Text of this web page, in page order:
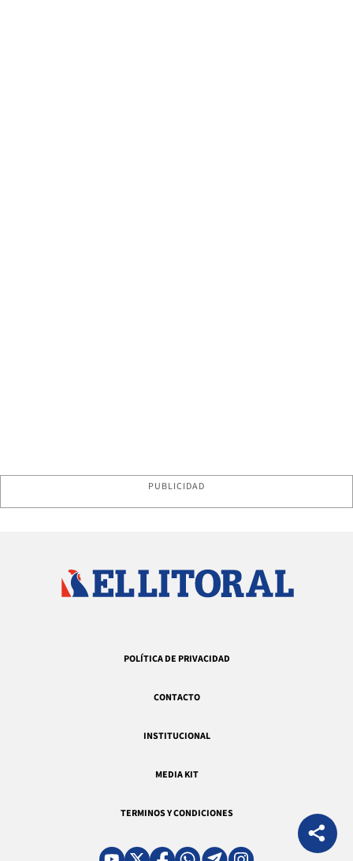
PUBLICIDAD
POLÍTICA DE PRIVACIDAD
CONTACTO
INSTITUCIONAL
MEDIA KIT
TERMINOS Y CONDICIONES